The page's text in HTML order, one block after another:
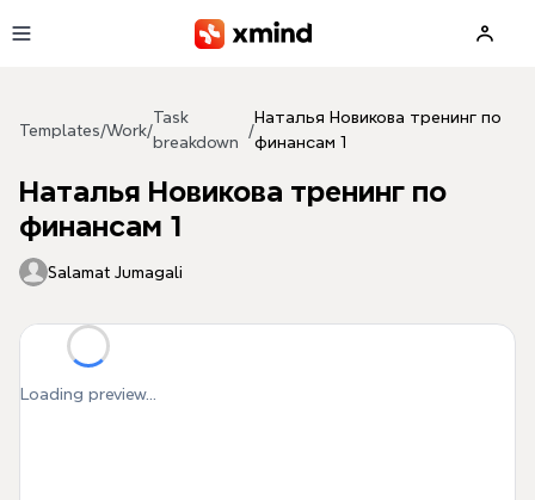
Templates/Work/
Task
breakdown
/
Наталья Новикова тренинг по
финансам 1
Наталья Новикова тренинг по
финансам 1
Salamat Jumagali
Loading preview...